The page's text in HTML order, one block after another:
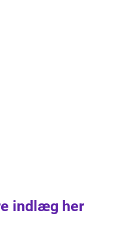
indlæg her